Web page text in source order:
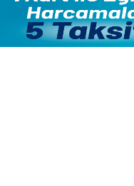
AK Parti’ye katılıyor
14:10 -Pendik
Balıkesir’deki orman